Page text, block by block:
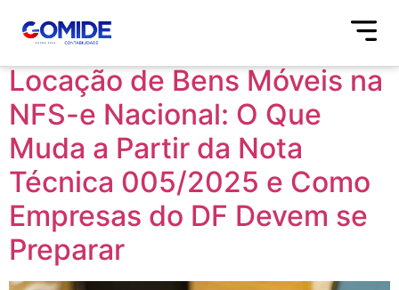
Tag:empresa
Locação de Bens Móveis na
NFS-e Nacional: O Que
Muda a Partir da Nota
Técnica 005/2025 e Como
Empresas do DF Devem se
Preparar